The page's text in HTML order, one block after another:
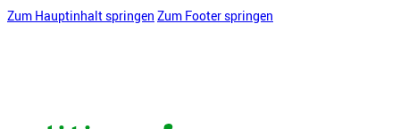
Zum Hauptinhalt springen Zum Footer springen